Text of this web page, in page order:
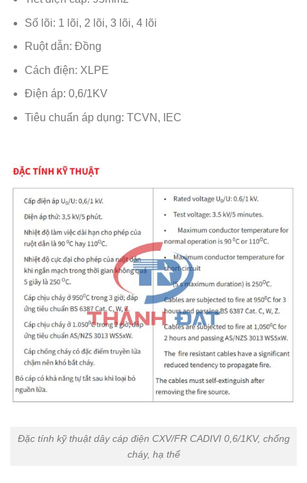
Số lõi: 1 lõi, 2 lõi, 3 lõi, 4 lõi
Ruột dẫn: Đồng
Cách điện: XLPE
Điện áp: 0,6/1KV
Tiêu chuẩn áp dụng: TCVN, IEC
Đặc tính kỹ thuật dây cáp điện CXV/FR CADIVI 0,6/1KV, chống
cháy, hạ thế